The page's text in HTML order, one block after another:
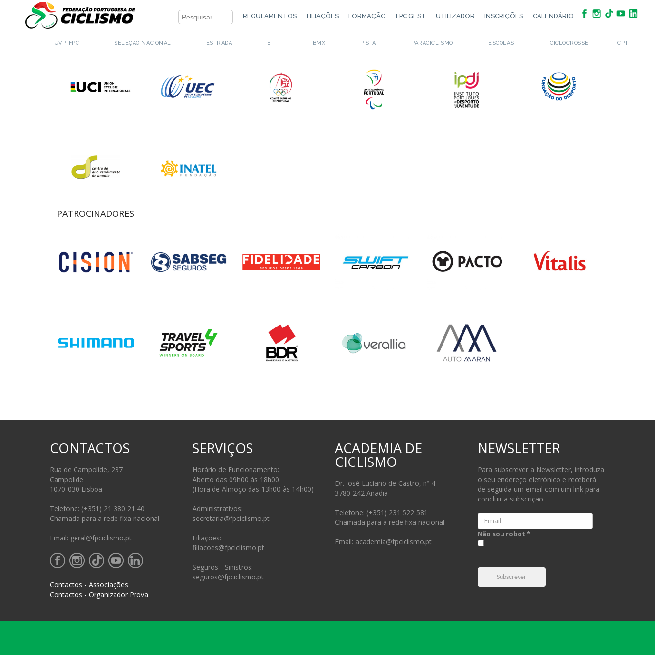
REGULAMENTOS FILIAÇÕES FORMAÇÃO FPC GEST UTILIZADOR INSCRIÇÕES CALENDÁRIO
UVP-FPC SELEÇÃO NACIONAL ESTRADA BTT BMX PISTA PARACICLISMO ESCOLAS CICLOCROSSE CPT
PARCEIROS INSTITUCIONAIS
PATROCINADORES
CONTACTOS
Rua de Campolide, 237
Campolide
1070-030 Lisboa
Telefone: (+351) 21 380 21 40
Chamada para a rede fixa nacional
Email: geral@fpciclismo.pt
Contactos - Associações
Contactos - Organizador Prova
SERVIÇOS
Horário de Funcionamento:
Aberto das 09h00 às 18h00
(Hora de Almoço das 13h00 às 14h00)
Administrativos:
secretaria@fpciclismo.pt
Filiações:
filiacoes@fpciclismo.pt
Seguros - Sinistros:
seguros@fpciclismo.pt
ACADEMIA DE
CICLISMO
Dr. José Luciano de Castro, nº 4
3780-242 Anadia
Telefone: (+351) 231 522 581
Chamada para a rede fixa nacional
Email: academia@fpciclismo.pt
NEWSLETTER
Para subscrever a Newsletter, introduza
o seu endereço eletrónico e receberá
de seguida um email com um link para
concluir a subscrição.
Email
Não sou robot *
Subscrever